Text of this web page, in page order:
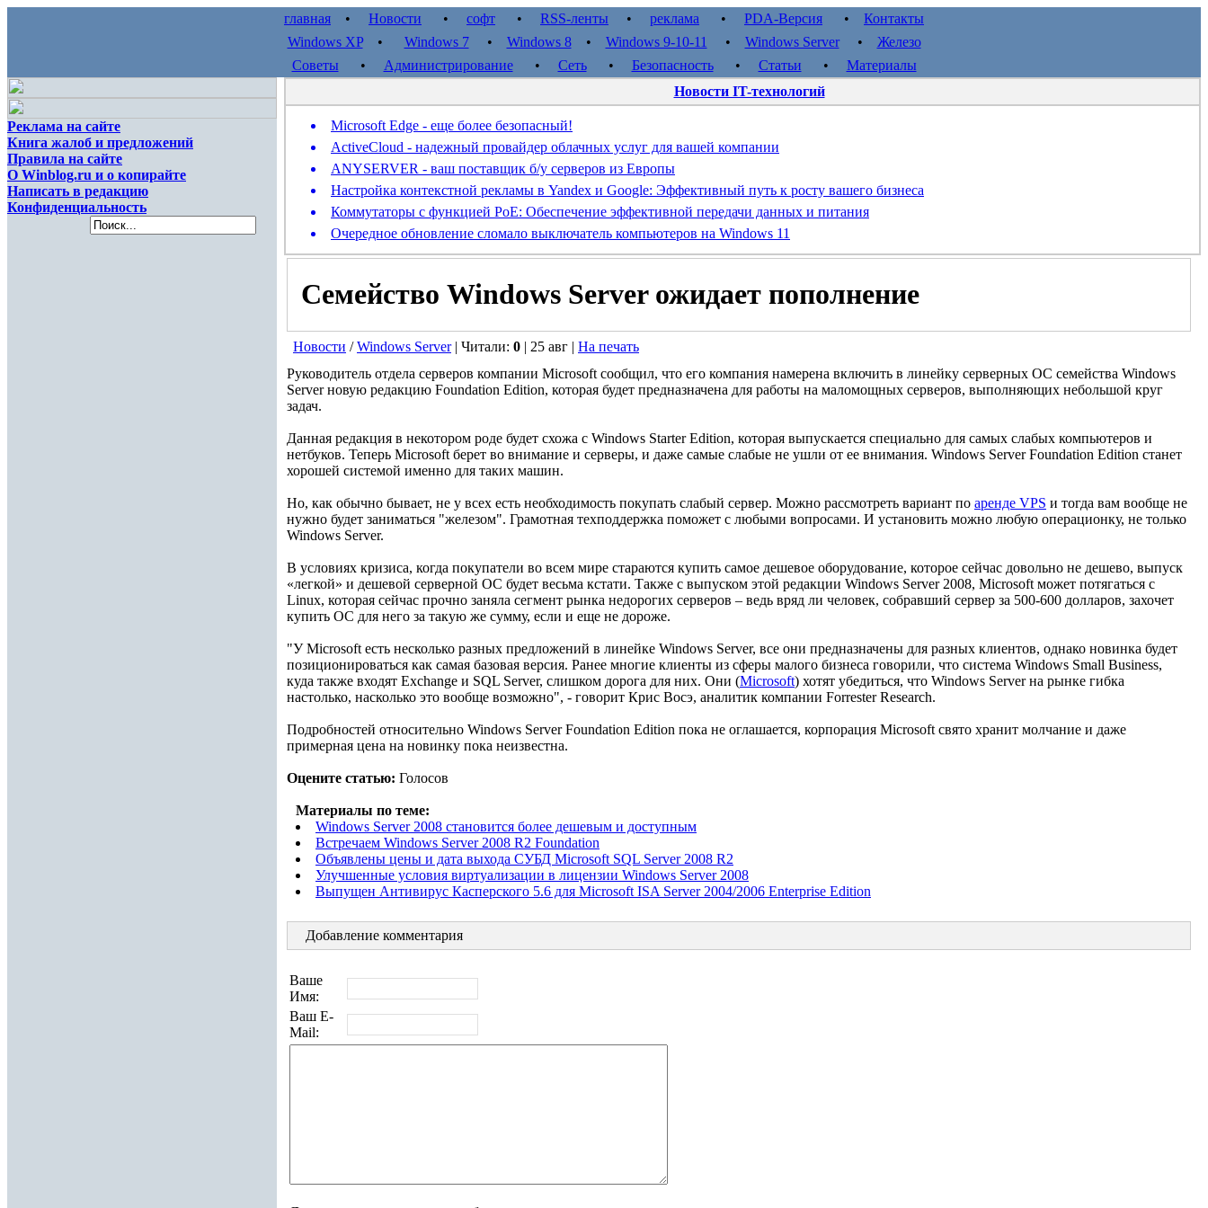
главная • Новости • софт • RSS-ленты • реклама • PDA-Версия • Контакты
Windows XP• Windows 7• Windows 8• Windows 9-10-11 • Windows Server• Железо
Советы • Администрирование• Сеть• Безопасность• Статьи • Материалы
Реклама на сайте
Книга жалоб и предложений
Правила на сайте
О Winblog.ru и о копирайте
Написать в редакцию
Конфиденциальность
Новости IT-технологий
Microsoft Edge - еще более безопасный!
ActiveCloud - надежный провайдер облачных услуг для вашей компании
ANYSERVER - ваш поставщик б/у серверов из Европы
Настройка контекстной рекламы в Yandex и Google: Эффективный путь к росту вашего бизнеса
Коммутаторы с функцией PoE: Обеспечение эффективной передачи данных и питания
Очередное обновление сломало выключатель компьютеров на Windows 11
Семейство Windows Server ожидает пополнение
Новости /Windows Server| Читали: 0 | 25 авг | На печать
Руководитель отдела серверов компании Microsoft сообщил, что его компания намерена включить в линейку серверных ОС семейства Windows
Server новую редакцию Foundation Edition, которая будет предназначена для работы на маломощных серверов, выполняющих небольшой круг
задач.
Данная редакция в некотором роде будет схожа с Windows Starter Edition, которая выпускается специально для самых слабых компьютеров и
нетбуков. Теперь Microsoft берет во внимание и серверы, и даже самые слабые не ушли от ее внимания. Windows Server Foundation Edition станет
хорошей системой именно для таких машин.
Но, как обычно бывает, не у всех есть необходимость покупать слабый сервер. Можно рассмотреть вариант по аренде VPS и тогда вам вообще не
нужно будет заниматься "железом". Грамотная техподдержка поможет с любыми вопросами. И установить можно любую операционку, не только
Windows Server.
В условиях кризиса, когда покупатели во всем мире стараются купить самое дешевое оборудование, которое сейчас довольно не дешево, выпуск
«легкой» и дешевой серверной ОС будет весьма кстати. Также с выпуском этой редакции Windows Server 2008, Microsoft может потягаться с
Linux, которая сейчас прочно заняла сегмент рынка недорогих серверов – ведь вряд ли человек, собравший сервер за 500-600 долларов, захочет
купить ОС для него за такую же сумму, если и еще не дороже.
"У Microsoft есть несколько разных предложений в линейке Windows Server, все они предназначены для разных клиентов, однако новинка будет
позиционироваться как самая базовая версия. Ранее многие клиенты из сферы малого бизнеса говорили, что система Windows Small Business,
куда также входят Exchange и SQL Server, слишком дорога для них. Они (Microsoft) хотят убедиться, что Windows Server на рынке гибка
настолько, насколько это вообще возможно", - говорит Крис Восэ, аналитик компании Forrester Research.
Подробностей относительно Windows Server Foundation Edition пока не оглашается, корпорация Microsoft свято хранит молчание и даже
примерная цена на новинку пока неизвестна.
Оцените статью: Голосов
Материалы по теме:
Windows Server 2008 становится более дешевым и доступным
Встречаем Windows Server 2008 R2 Foundation
Объявлены цены и дата выхода СУБД Microsoft SQL Server 2008 R2
Улучшенные условия виртуализации в лицензии Windows Server 2008
Выпущен Антивирус Касперского 5.6 для Microsoft ISA Server 2004/2006 Enterprise Edition
Добавление комментария
Ваше
Имя:
Ваш E-
Mail: